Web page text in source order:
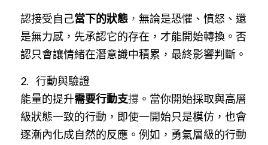
認接受自己當下的狀態 ， 無論是恐懼、憤怒、還
是無力感，先承認它的存在，才能開始轉換。否
認只會讓情緒在潛意識中積累，最終影響判斷。
2.    行動與驗證
能量的提升需要行動支撐 。當你開始採取與高層
級狀態一致的行動，即使一開始只是模仿，也會
逐漸內化成自然的反應。例如，勇氣層級的行動